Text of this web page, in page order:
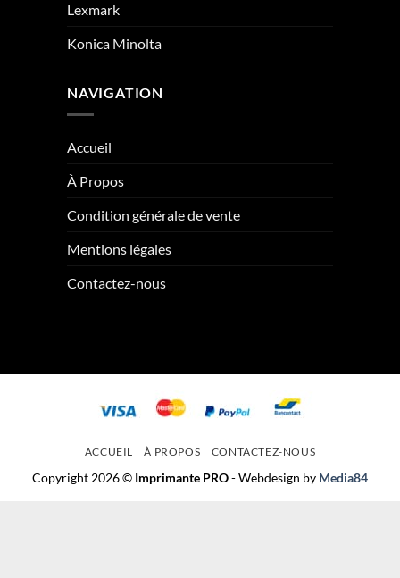
Lexmark
Konica Minolta
NAVIGATION
Accueil
À Propos
Condition générale de vente
Mentions légales
Contactez-nous
ACCUEIL À PROPOS CONTACTEZ-NOUS
Copyright 2026 © Imprimante PRO- Webdesign by Media84